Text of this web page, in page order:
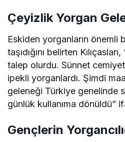
Çeyizlik Yorgan
Eskiden yorganların önemli
taşıdığını belirten
talep olurdu. Sünnet
ipekli yorganlardı. Şimdi
geleneği Türkiye genelinde
günlük kullanıma dönüldü”
Gençlerin